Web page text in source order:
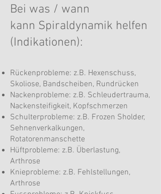
Bei was / wann
kann Spiraldynamik helfen
(Indikationen):
Rückenprobleme: z.B. Hexenschuss,
Skoliose, Bandscheiben, Rundrücken
Nackenprobleme: z.B. Schleudertrauma,
Nackensteifigkeit, Kopfschmerzen
Schulterprobleme: z.B. Frozen Sholder,
Sehnenverkalkungen,
Rotatorenmanschette
Hüftprobleme: z.B. Überlastung,
Arthrose
Knieprobleme: z.B. Fehlstellungen,
Arthrose